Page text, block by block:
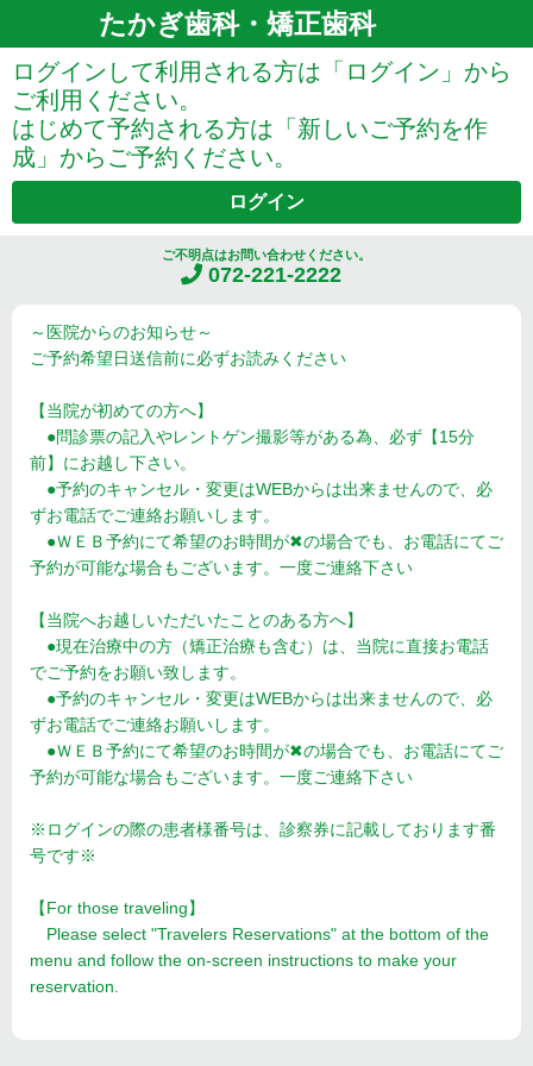
たかぎ歯科・矯正歯科
ご不明点はお問い合わせください。
072-221-2222
ログインして利用される方は「ログイン」から
ご利用ください。
はじめて予約される方は「新しいご予約を作
成」からご予約ください。
ログイン
～医院からのお知らせ～
ご予約希望日送信前に必ずお読みください
【当院が初めての方へ】
●問診票の記入やレントゲン撮影等がある為、必ず【15分
前】にお越し下さい。
●予約のキャンセル・変更はWEBからは出来ませんので、必
ずお電話でご連絡お願いします。
●ＷＥＢ予約にて希望のお時間が✖の場合でも、お電話にてご
予約が可能な場合もございます。一度ご連絡下さい
【当院へお越しいただいたことのある方へ】
●現在治療中の方（矯正治療も含む）は、当院に直接お電話
でご予約をお願い致します。
●予約のキャンセル・変更はWEBからは出来ませんので、必
ずお電話でご連絡お願いします。
●ＷＥＢ予約にて希望のお時間が✖の場合でも、お電話にてご
予約が可能な場合もございます。一度ご連絡下さい
※ログインの際の患者様番号は、診察券に記載しております番
号です※
【For those traveling】
Please select "Travelers Reservations" at the bottom of the
menu and follow the on-screen instructions to make your
reservation.